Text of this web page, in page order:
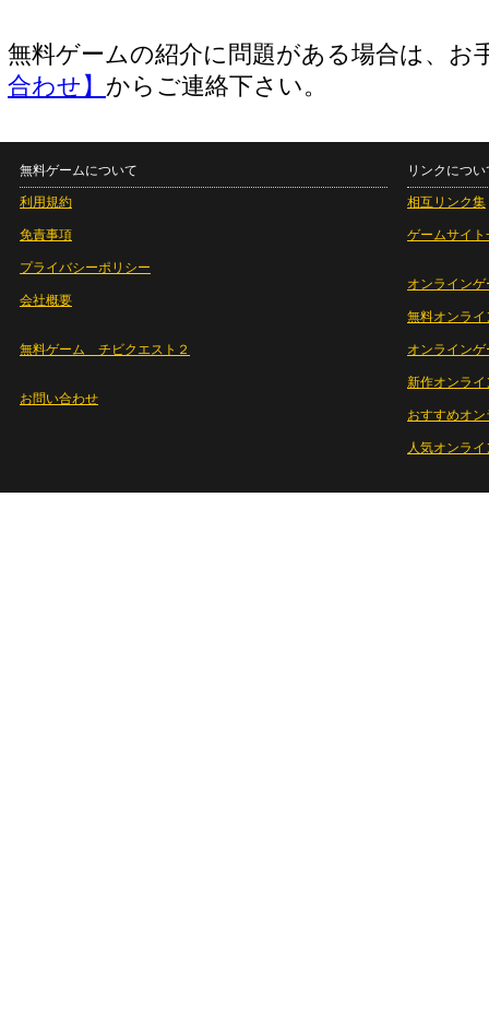
無料ゲームの紹介に問題がある場合は、お
合わせ】 からご連絡下さい。
無料ゲームについて
利用規約
免責事項
プライバシーポリシー
会社概要
無料ゲーム チビクエスト２
お問い合わせ
リンクについ
相互リンク集
ゲームサイト
オンラインゲ
無料オンライ
オンライン
新作オンライ
おすすめオ
人気オンラ